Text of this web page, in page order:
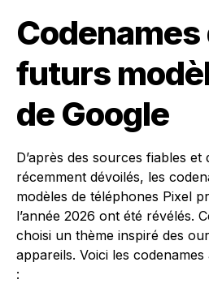
Codenames
futurs
de Google
D’après des sources fiables et
récemment dévoilés, les
modèles de téléphones Pixel
l’année 2026 ont été révélés.
choisi un thème inspiré des
appareils. Voici les
: